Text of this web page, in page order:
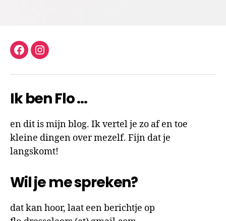
facebookinstagram
Ik ben Flo …
en dit is mijn blog. Ik vertel je zo af en toe
kleine dingen over mezelf. Fijn dat je
langskomt!
Wil je me spreken?
dat kan hoor, laat een berichtje op